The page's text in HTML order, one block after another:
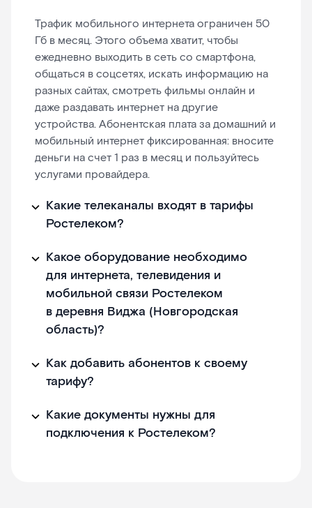
Трафик мобильного интернета ограничен 50
Гб в месяц. Этого объема хватит, чтобы
ежедневно выходить в сеть со смартфона,
общаться в соцсетях, искать информацию на
разных сайтах, смотреть фильмы онлайн и
даже раздавать интернет на другие
устройства. Абонентская плата за домашний и
мобильный интернет фиксированная: вносите
деньги на счет 1 раз в месяц и пользуйтесь
услугами провайдера.
Какие телеканалы входят в тарифы
Ростелеком?
Какое оборудование необходимо
для интернета, телевидения и
мобильной связи Ростелеком
в деревня Виджа (Новгородская
область)?
Как добавить абонентов к своему
тарифу?
Какие документы нужны для
подключения к Ростелеком?